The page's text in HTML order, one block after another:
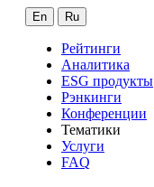
En Ru
Рейтинги
Аналитика
ESG продукты
Рэнкинги
Конференции
Тематики
Услуги
FAQ